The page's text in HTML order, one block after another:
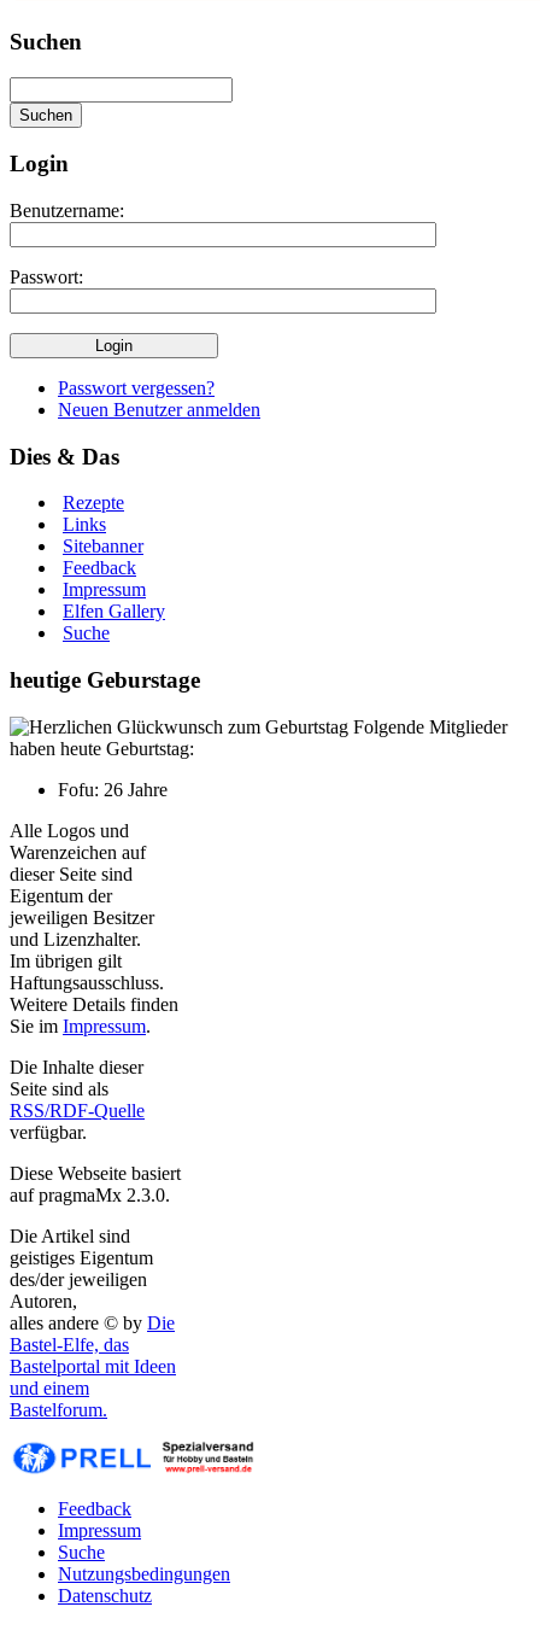
Suchen
Login
Benutzername:
Passwort:
Passwort vergessen?
Neuen Benutzer anmelden
Dies & Das
Rezepte
Links
Sitebanner
Feedback
Impressum
Elfen Gallery
Suche
heutige Geburstage
Folgende Mitglieder
haben heute Geburtstag:
Fofu: 26 Jahre
Alle Logos und
Warenzeichen auf
dieser Seite sind
Eigentum der
jeweiligen Besitzer
und Lizenzhalter.
Im übrigen gilt
Haftungsausschluss.
Weitere Details finden
Sie im Impressum.
Die Inhalte dieser
Seite sind als
RSS/RDF-Quelle
verfügbar.
Diese Webseite basiert
auf pragmaMx 2.3.0.
Die Artikel sind
geistiges Eigentum
des/der jeweiligen
Autoren,
alles andere © by Die
Bastel-Elfe, das
Bastelportal mit Ideen
und einem
Bastelforum.
Feedback
Impressum
Suche
Nutzungsbedingungen
Datenschutz